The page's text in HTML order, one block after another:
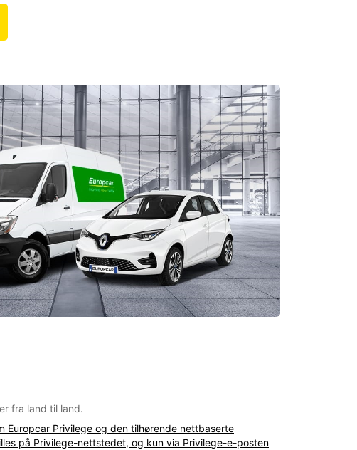
fra land til land.
Privilege og den tilhørende nettbaserte
på Privilege-nettstedet, og kun via Privilege-e-posten